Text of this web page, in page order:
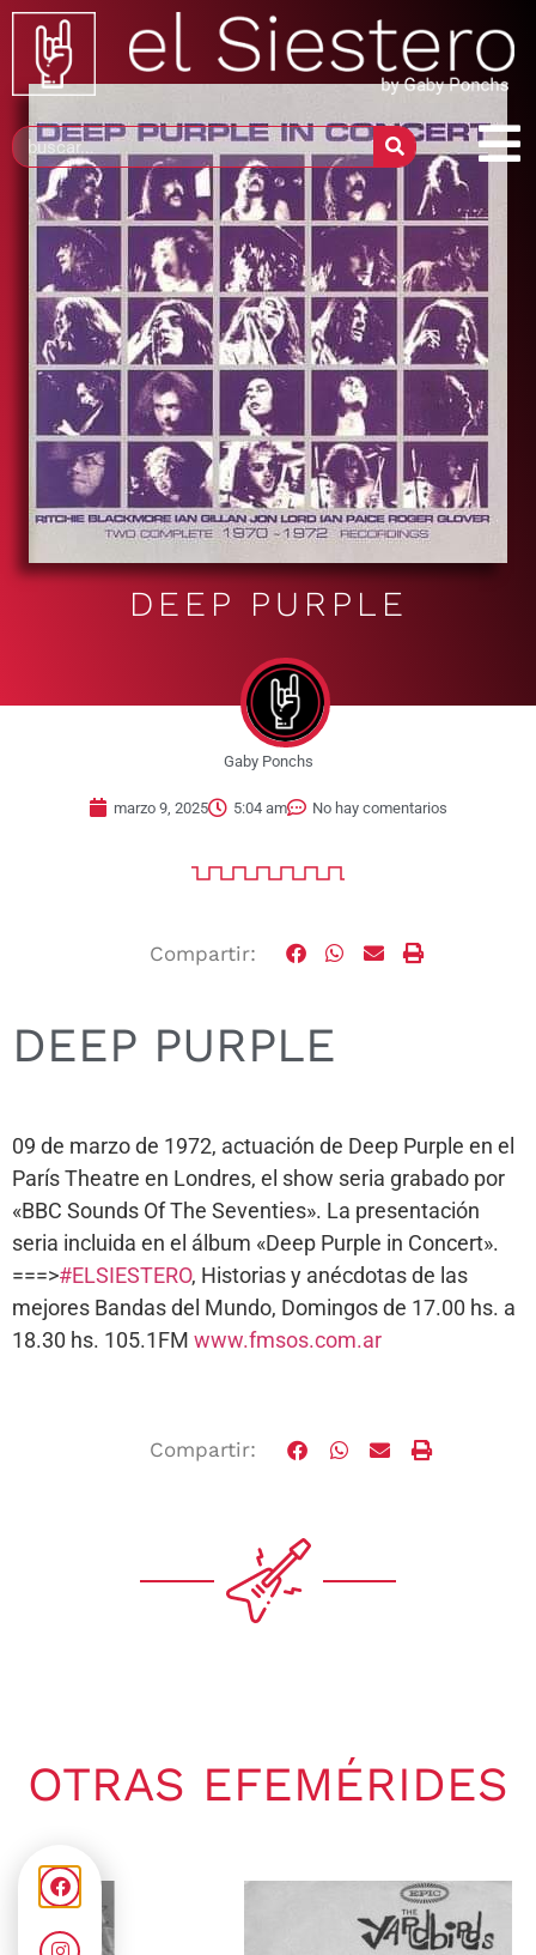
DEEP PURPLE
Gaby Ponchs
marzo 9, 2025 5:04 am No hay comentarios
Compartir:
DEEP PURPLE
09 de marzo de 1972, actuación de Deep Purple en el
París Theatre en Londres, el show seria grabado por
«BBC Sounds Of The Seventies». La presentación
seria incluida en el álbum «Deep Purple in Concert».
===>#ELSIESTERO, Historias y anécdotas de las
mejores Bandas del Mundo, Domingos de 17.00 hs. a
18.30 hs. 105.1FM www.fmsos.com.ar
Compartir:
OTRAS EFEMÉRIDES